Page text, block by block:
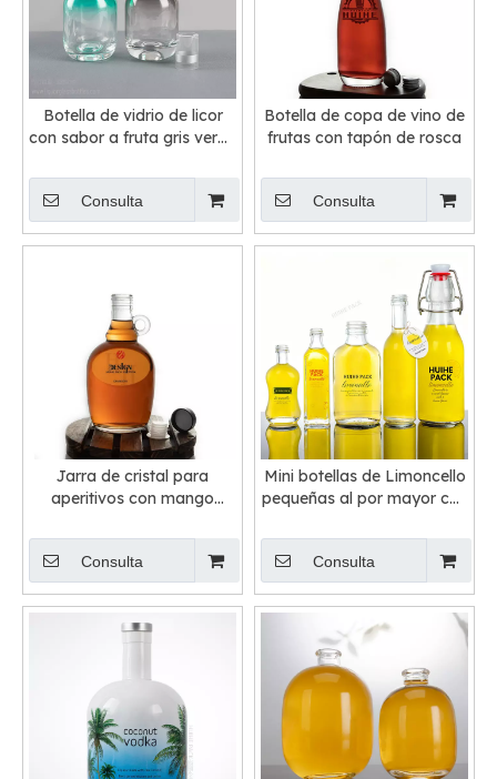
Botella de vidrio de licor
con sabor a fruta gris verde
degradado de 500 ml
Consulta
Botella de copa de vino de
frutas con tapón de rosca
Consulta
Jarra de cristal para
aperitivos con mango
Consulta
Mini botellas de Limoncello
pequeñas al por mayor con
barra acabado
Consulta